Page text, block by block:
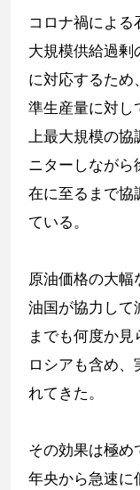
コロナ禍による
大規模供給過剰
に対応するため
準生産量に対し
上最大規模の
ニターしながら
在に至るまで協
ている。
原油価格の大幅
油国が協力して
までも何度か見
ロシアも含め
れてきた。
その効果は極
年央から急速に